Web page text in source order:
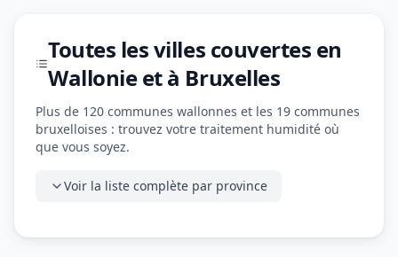
Toutes les villes couvertes en
Wallonie et à Bruxelles
Plus de 120 communes wallonnes et les 19 communes
bruxelloises : trouvez votre traitement humidité où
que vous soyez.
Voir la liste complète par province